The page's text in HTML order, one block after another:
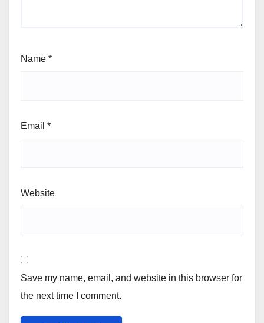
Name *
Email *
Website
Save my name, email, and website in this browser for
the next time I comment.